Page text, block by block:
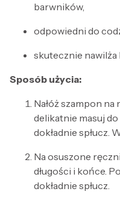
barwników,
odpowiedni do
skutecznie nawilża
Sposób użycia:
Nałóż szampon na
delikatnie masuj
dokładnie spłucz.
Na osuszone
długości i końce.
dokładnie spłucz.